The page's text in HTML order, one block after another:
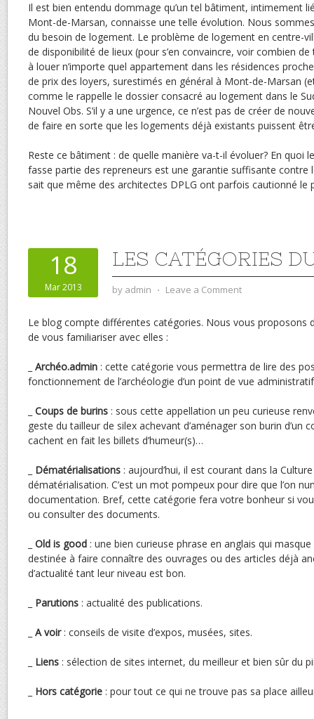
Il est bien entendu dommage qu’un tel bâtiment, intimement
Mont-de-Marsan, connaisse une telle évolution. Nous
du besoin de logement. Le problème de logement en centre-
de disponibilité de lieux (pour s’en convaincre, voir combien
à louer n’importe quel appartement dans les résidences
de prix des loyers, surestimés en général à Mont-de-Marsan
comme le rappelle le dossier consacré au logement dans le
Nouvel Obs. S’il y a une urgence, ce n’est pas de créer de
de faire en sorte que les logements déjà existants puissent
Reste ce bâtiment : de quelle manière va-t-il évoluer? En quoi
fasse partie des repreneurs est une garantie suffisante contre
sait que même des architectes DPLG ont parfois cautionné le
18
Mar 2013
LES CATÉGORIES
by admin ⋅ Leave a Comment
Le blog compte différentes catégories. Nous vous proposons
de vous familiariser avec elles :
Archéo.admin : cette catégorie vous permettra de lire des
fonctionnement de l’archéologie d’un point de vue
Coups de burins : sous cette appellation un peu curieuse
geste du tailleur de silex achevant d’aménager son burin d’un
cachent en fait les billets d’humeur(s)…
Dématérialisations : aujourd’hui, il est courant dans la
dématérialisation. C’est un mot pompeux pour dire que l’on
documentation. Bref, cette catégorie fera votre bonheur si
ou consulter des documents.
Old is good : une bien curieuse phrase en anglais qui
destinée à faire connaître des ouvrages ou des articles déjà
d’actualité tant leur niveau est bon.
Parutions : actualité des publications.
A voir: conseils de visite d’expos, musées, sites.
Liens : sélection de sites internet, du meilleur et bien sûr du
Hors catégorie : pour tout ce qui ne trouve pas sa place